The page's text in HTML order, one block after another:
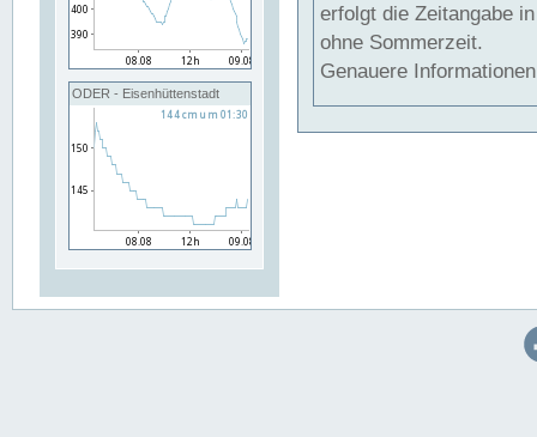
ODER - Eisenhüttenstadt
erfolgt die Zeitangabe
ohne Sommerzeit.
Genauere